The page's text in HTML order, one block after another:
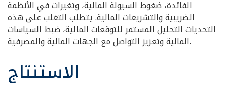
الفائدة، ضغوط السيولة المالية، وتغيرات في الأنظمة
الضريبية والتشريعات المالية. يتطلب التغلب على هذه
التحديات التحليل المستمر للتوقعات المالية، ضبط السياسات
المالية وتعزيز التواصل مع الجهات المالية والمصرفية.
الاستنتاج